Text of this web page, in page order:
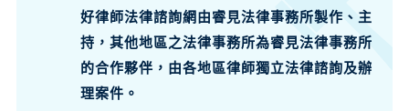
好律師法律諮詢網由睿見法律事務所製作、主
持，其他地區之法律事務所為睿見法律事務所
的合作夥伴，由各地區律師獨立法律諮詢及辦
理案件。